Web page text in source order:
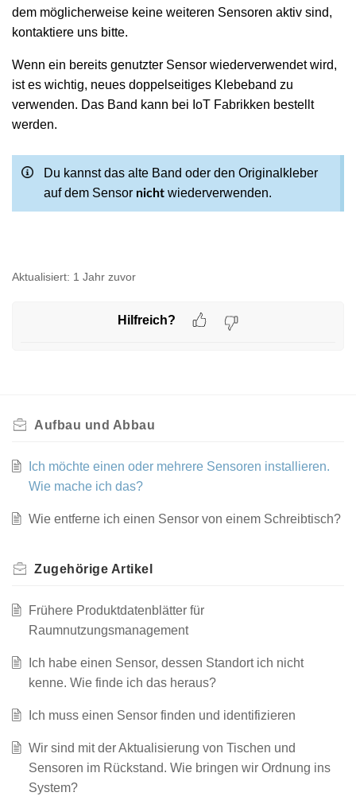
dem möglicherweise keine weiteren Sensoren aktiv sind,
kontaktiere uns bitte.
Wenn ein bereits genutzter Sensor wiederverwendet wird,
ist es wichtig, neues doppelseitiges Klebeband zu
verwenden. Das Band kann bei IoT Fabrikken bestellt
werden.
Du kannst das alte Band oder den Originalkleber
auf dem Sensor nicht wiederverwenden.
Aktualisiert: 1 Jahr zuvor
Hilfreich?
Aufbau und Abbau
Ich möchte einen oder mehrere Sensoren installieren.
Wie mache ich das?
Wie entferne ich einen Sensor von einem Schreibtisch?
Zugehörige Artikel
Frühere Produktdatenblätter für
Raumnutzungsmanagement
Ich habe einen Sensor, dessen Standort ich nicht
kenne. Wie finde ich das heraus?
Ich muss einen Sensor finden und identifizieren
Wir sind mit der Aktualisierung von Tischen und
Sensoren im Rückstand. Wie bringen wir Ordnung ins
System?